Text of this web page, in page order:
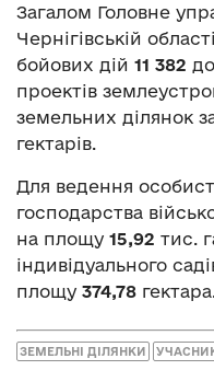
Загалом Головне
Чернігівській
бойових дій 11 382
проектів
земельних ділянок
гектарів.
Для ведення
господарства
на площу 15,92 тис.
індивідуального
площу 374,78
ЗЕМЕЛЬНІ ДІЛЯНКИ